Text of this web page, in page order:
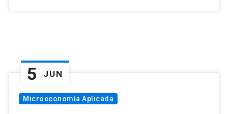
5 JUN
Microeconomía Aplicada